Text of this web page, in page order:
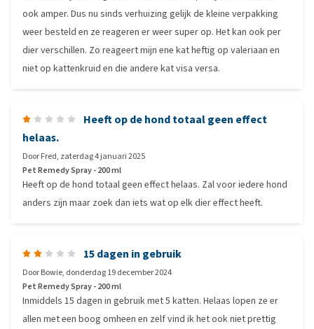
ook amper. Dus nu sinds verhuizing gelijk de kleine verpakking
weer besteld en ze reageren er weer super op. Het kan ook per
dier verschillen. Zo reageert mijn ene kat heftig op valeriaan en
niet op kattenkruid en die andere kat visa versa.
Heeft op de hond totaal geen effect
helaas.
DoorFred, zaterdag 4 januari 2025
Pet Remedy Spray - 200 ml
Heeft op de hond totaal geen effect helaas. Zal voor iedere hond
anders zijn maar zoek dan iets wat op elk dier effect heeft.
15 dagen in gebruik
DoorBowie, donderdag 19 december 2024
Pet Remedy Spray - 200 ml
Inmiddels 15 dagen in gebruik met 5 katten. Helaas lopen ze er
allen met een boog omheen en zelf vind ik het ook niet prettig